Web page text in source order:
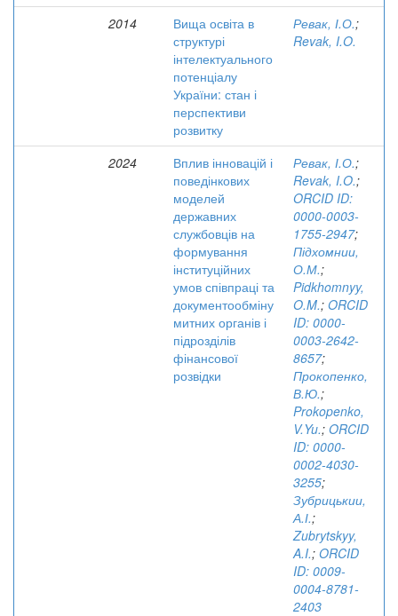
2014
Вища освіта в
структурі
інтелектуального
потенціалу
України: стан і
перспективи
розвитку
Ревак, І.О.;
Revak, I.O.
2024
Вплив інновацій і
поведінкових
моделей
державних
службовців на
формування
інституційних
умов співпраці та
документообміну
митних органів і
підрозділів
фінансової
розвідки
Ревак, І.О.;
Revak, I.O.;
ORCID ID:
0000-0003-
1755-2947;
Підхомнии,
О.М.;
Pidkhomnyy,
O.M.; ORCID
ID: 0000-
0003-2642-
8657;
Прокопенко,
В.Ю.;
Prokopenko,
V.Yu.; ORCID
ID: 0000-
0002-4030-
3255;
Зубрицькии,
А.І.;
Zubrytskyy,
A.I.; ORCID
ID: 0009-
0004-8781-
2403